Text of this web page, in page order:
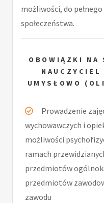
możliwości, do
społeczeństwa.
OBOWIĄZKI NA
NAUCZYCIEL
UMYSŁOWO
Prowadzenie
wychowawczych i
możliwości
ramach
przedmiotów
przedmiotów
zawodu